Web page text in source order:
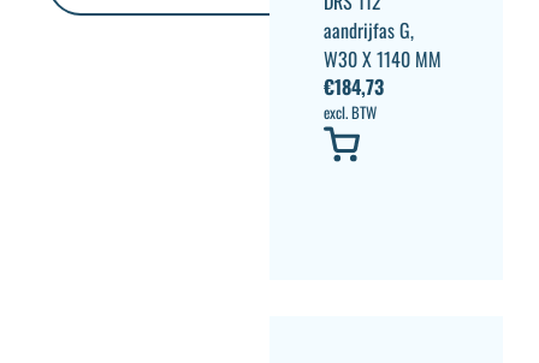
aandrijfas G,
W30 X 1140 MM
€184,73
excl. BTW